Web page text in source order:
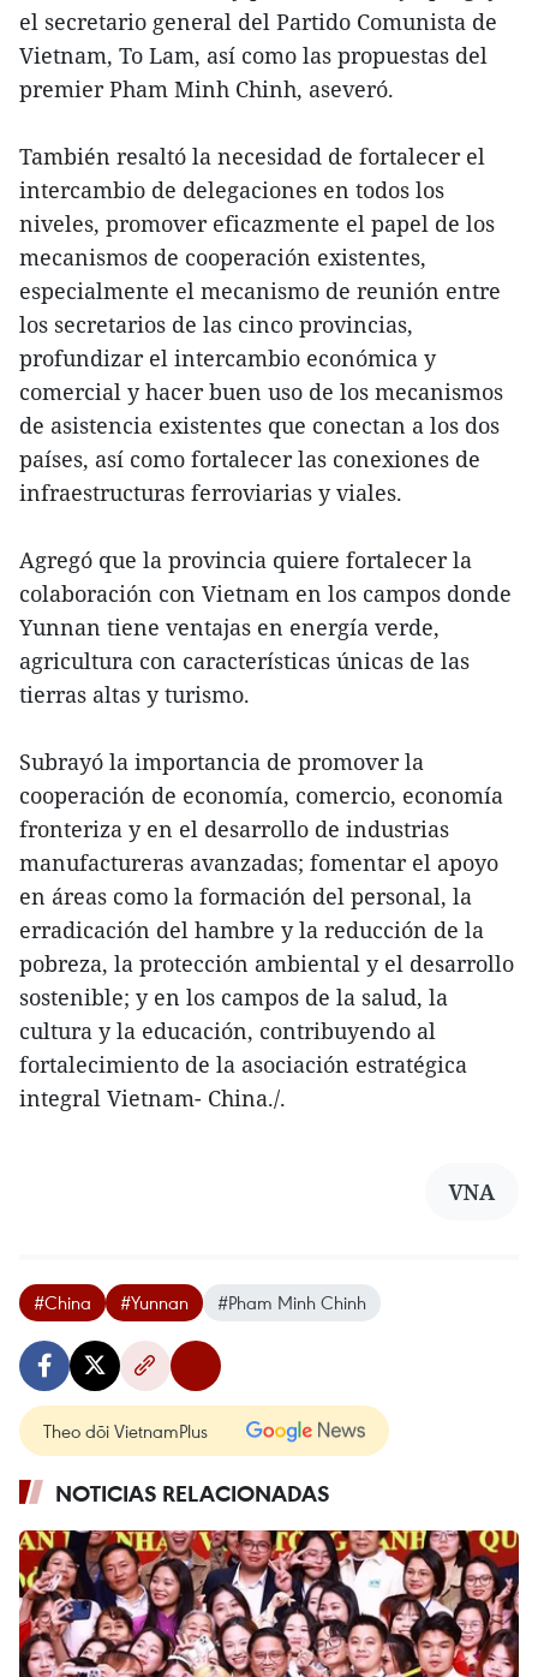
el secretario general del Partido Comunista de
Vietnam, To Lam, así como las propuestas del
premier Pham Minh Chinh, aseveró.
También resaltó la necesidad de fortalecer el
intercambio de delegaciones en todos los
niveles, promover eficazmente el papel de los
mecanismos de cooperación existentes,
especialmente el mecanismo de reunión entre
los secretarios de las cinco provincias,
profundizar el intercambio económica y
comercial y hacer buen uso de los mecanismos
de asistencia existentes que conectan a los dos
países, así como fortalecer las conexiones de
infraestructuras ferroviarias y viales.
Agregó que la provincia quiere fortalecer la
colaboración con Vietnam en los campos donde
Yunnan tiene ventajas en energía verde,
agricultura con características únicas de las
tierras altas y turismo.
Subrayó la importancia de promover la
cooperación de economía, comercio, economía
fronteriza y en el desarrollo de industrias
manufactureras avanzadas; fomentar el apoyo
en áreas como la formación del personal, la
erradicación del hambre y la reducción de la
pobreza, la protección ambiental y el desarrollo
sostenible; y en los campos de la salud, la
cultura y la educación, contribuyendo al
fortalecimiento de la asociación estratégica
integral Vietnam- China./.
VNA
#China #Yunnan #Pham Minh Chinh
Theo dõi VietnamPlus
NOTICIAS RELACIONADAS